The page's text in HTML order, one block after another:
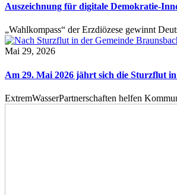
Auszeichnung für digitale Demokratie-
„Wahlkompass“ der Erzdiözese gewinnt
Mai 29, 2026
Am 29. Mai 2026 jährt sich die Sturzflut
ExtremWasserPartnerschaften helfen